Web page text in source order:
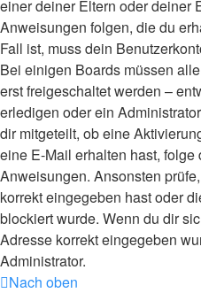
einer deiner Eltern oder deiner
Anweisungen folgen, die du
Fall ist, muss dein
Bei einigen Boards müssen
erst freigeschaltet werden –
erledigen oder ein
dir mitgeteilt, ob eine
eine E-Mail erhalten hast, folge
Anweisungen. Ansonsten
korrekt eingegeben hast oder
blockiert wurde. Wenn du dir
Adresse korrekt eingegeben
Administrator.
Nach oben